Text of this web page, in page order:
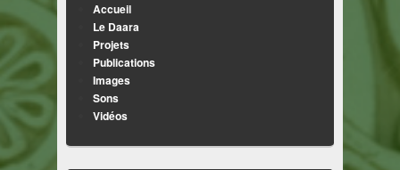
Accueil
Le Daara
Projets
Publications
Images
Sons
Vidéos